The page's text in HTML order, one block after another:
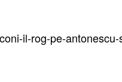
il-rog-pe-